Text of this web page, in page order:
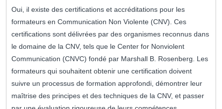
Oui, il existe des certifications et accréditations pour les
formateurs en Communication Non Violente (CNV). Ces
certifications sont délivrées par des organismes reconnus dans
le domaine de la CNV, tels que le Center for Nonviolent
Communication (CNVC) fondé par Marshall B. Rosenberg. Les
formateurs qui souhaitent obtenir une certification doivent
suivre un processus de formation approfondi, démontrer leur
maîtrise des principes et des techniques de la CNV, et passer